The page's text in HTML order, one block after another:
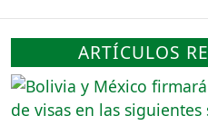
ARTÍCULOS